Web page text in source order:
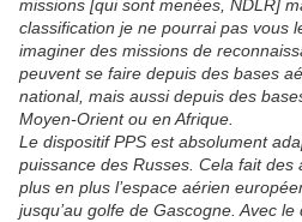
missions [qui sont menées, NDLR]
classification je ne pourrai pas vous
imaginer des missions de
peuvent se faire depuis des bases
national, mais aussi depuis des
Moyen-Orient ou en Afrique.
Le dispositif PPS est absolument
puissance des Russes. Cela fait des
plus en plus l’espace aérien
jusqu’au golfe de Gascogne. Avec